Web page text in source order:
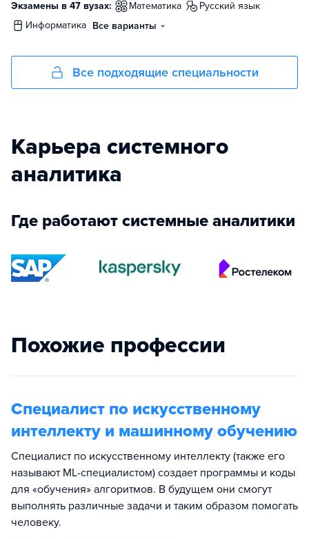
Экзамены в 47 вузах: математика
русский язык
информатика Все варианты
Все подходящие специальности
Карьера системного
аналитика
Где работают системные аналитики
Похожие профессии
Специалист по искусственному
интеллекту и машинному обучению
Специалист по искусственному интеллекту (также его
называют ML-специалистом) создает программы и коды
для «обучения» алгоритмов. В будущем они смогут
выполнять различные задачи и таким образом помогать
человеку.